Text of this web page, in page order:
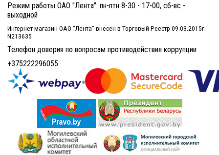
Режим работы ОАО "Лента": пн-птн 8-30 - 17-00, сб-вс -
выходной
Интернет-магазин ОАО "Лента" внесен в Торговый Реестр 09.03.2015г.
N213635
Телефон доверия по вопросам противодействия коррупции
+375222296055